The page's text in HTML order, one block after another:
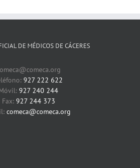
DE MÉDICOS DE CÁCERES
927 222 622
927 240 244
Fax: 927 244 373
comeca@comeca.org